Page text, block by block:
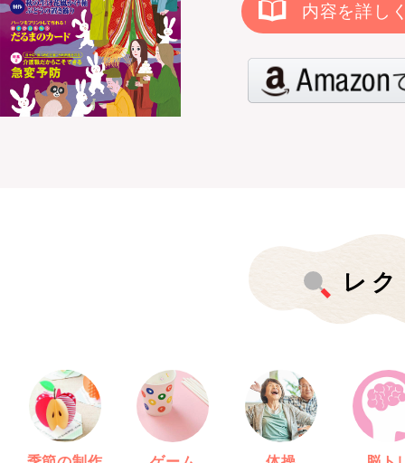
内容を詳し
レ